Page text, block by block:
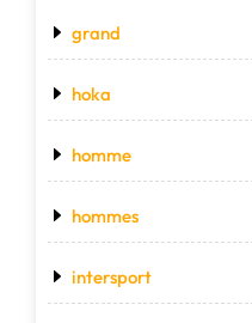
grand
hoka
homme
hommes
intersport